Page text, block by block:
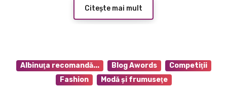
Citește mai mult
Albinuţa recomandă... Blog Awords
Competiţii
Fashion
Modă şi frumuseţe